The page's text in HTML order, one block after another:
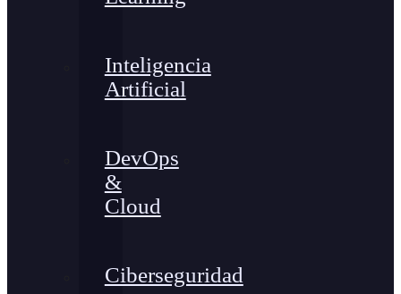
Inteligencia
Artificial
DevOps
&
Cloud
Ciberseguridad